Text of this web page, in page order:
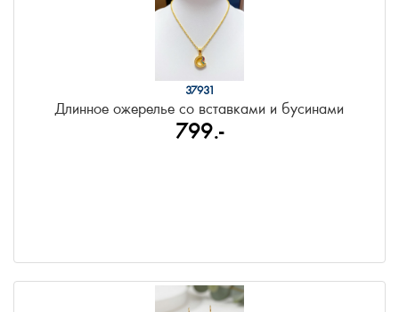
37931
Длинное ожерелье со вставками и бусинами
799.-